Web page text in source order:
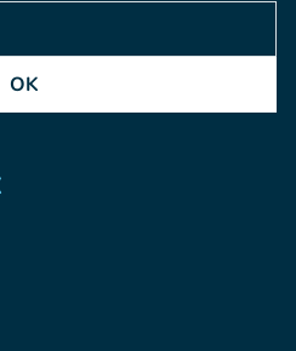
OK